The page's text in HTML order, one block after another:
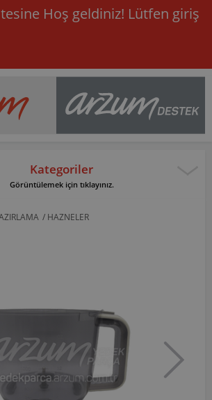
Hoş geldiniz! Lütfen giriş
Kategoriler
Görüntülemek için tıklayınız.
/ HAZNELER